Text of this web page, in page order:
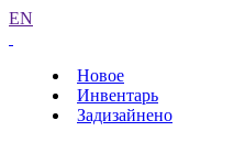
EN
Новое
Инвентарь
Задизайнено